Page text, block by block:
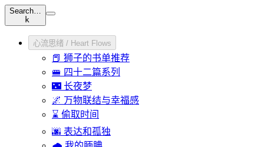
Search…
k
心流思绪 / Heart Flows
📕 狮子的书单推荐
🚝 四十二篇系列
🌃 长夜梦
🌌 万物联结与幸福感
⌛ 偷取时间
🌆 表达和孤独